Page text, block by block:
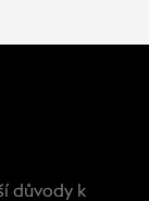
důvody k